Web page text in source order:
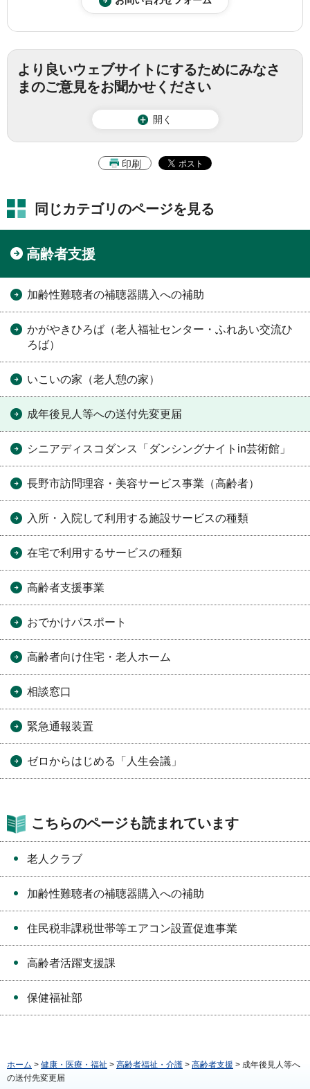
より良いウェブサイトにするためにみなさ
まのご意見をお聞かせください
開く
印刷
同じカテゴリのページを見る
高齢者支援
加齢性難聴者の補聴器購入への補助
かがやきひろば（老人福祉センター・ふれあい交流ひ
ろば）
いこいの家（老人憩の家）
成年後見人等への送付先変更届
シニアディスコダンス「ダンシングナイトin芸術館」
長野市訪問理容・美容サービス事業（高齢者）
入所・入院して利用する施設サービスの種類
在宅で利用するサービスの種類
高齢者支援事業
おでかけパスポート
高齢者向け住宅・老人ホーム
相談窓口
緊急通報装置
ゼロからはじめる「人生会議」
こちらのページも読まれています
老人クラブ
加齢性難聴者の補聴器購入への補助
住民税非課税世帯等エアコン設置促進事業
高齢者活躍支援課
保健福祉部
ホーム > 健康・医療・福祉 > 高齢者福祉・介護 > 高齢者支援 > 成年後見人等へ
の送付先変更届